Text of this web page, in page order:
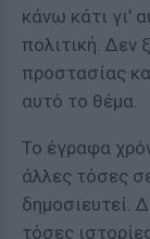
κάνω κάτι γι’
πολιτική. Δεν
προστασίας
αυτό το θέμα.
Το έγραφα
άλλες τόσες
δημοσιευτεί.
τόσες